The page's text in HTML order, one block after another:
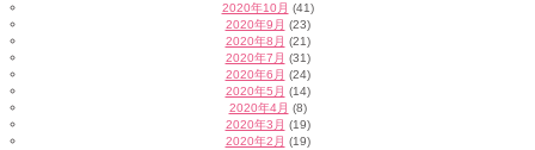
2020年10月 (41)
2020年9月 (23)
2020年8月 (21)
2020年7月 (31)
2020年6月 (24)
2020年5月 (14)
2020年4月 (8)
2020年3月 (19)
2020年2月 (19)